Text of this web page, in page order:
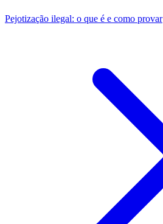
Pejotização ilegal: o que é e como provar